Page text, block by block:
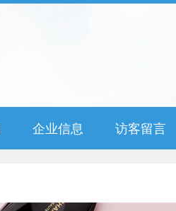
企业信息 访客留言